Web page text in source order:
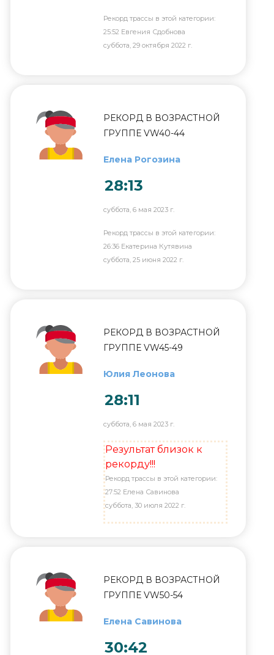
Рекорд трассы в этой категории:
25:52 Евгения Сдобнова
суббота, 29 октября 2022 г.
РЕКОРД В ВОЗРАСТНОЙ
ГРУППЕ VW40-44
Елена Рогозина
28:13
суббота, 6 мая 2023 г.
Рекорд трассы в этой категории:
26:36 Екатерина Кутявина
суббота, 25 июня 2022 г.
РЕКОРД В ВОЗРАСТНОЙ
ГРУППЕ VW45-49
Юлия Леонова
28:11
суббота, 6 мая 2023 г.
Результат близок к
рекорду!!!
Рекорд трассы в этой категории:
27:52 Елена Савинова
суббота, 30 июля 2022 г.
РЕКОРД В ВОЗРАСТНОЙ
ГРУППЕ VW50-54
Елена Савинова
30:42